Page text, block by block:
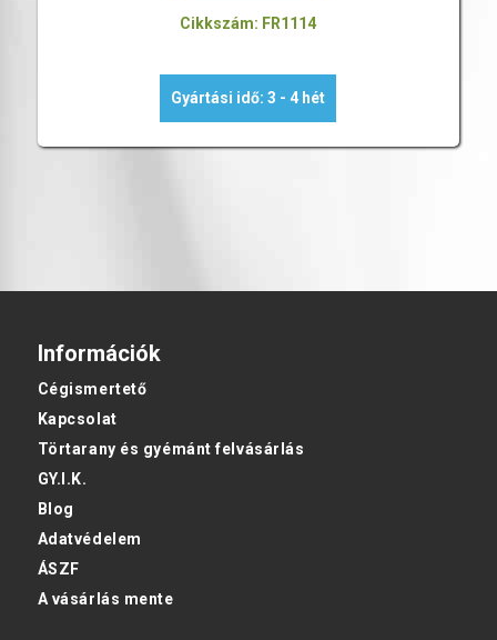
Cikkszám: FR1114
Gyártási idő: 3 - 4 hét
Információk
Cégismertető
Kapcsolat
Törtarany és gyémánt felvásárlás
GY.I.K.
Blog
Adatvédelem
ÁSZF
A vásárlás mente